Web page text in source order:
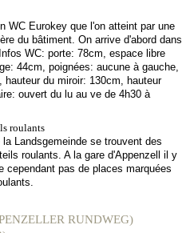
WC Eurokey que l'on atteint par une
du bâtiment. On arrive d'abord dans
WC: porte: 78cm, espace libre
44cm, poignées: aucune à gauche,
du miroir: 130cm, hauteur
ouvert du lu au ve de 4h30 à
roulants
Landsgemeinde se trouvent des
roulants. A la gare d'Appenzell il y
cependant pas de places marquées
RUNDWEG)